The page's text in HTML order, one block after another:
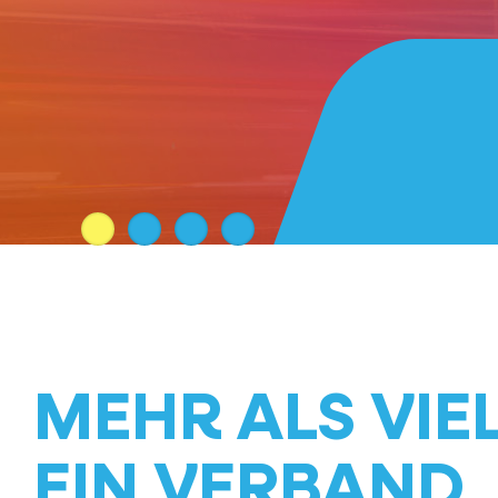
MEHR ALS